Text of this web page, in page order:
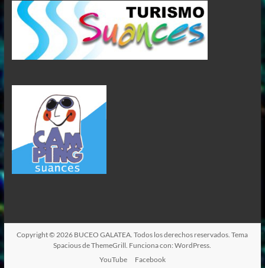
Copyright © 2026 BUCEO GALATEA. Todos los derechos reservados. Tema
Spaciousde ThemeGrill. Funciona con:WordPress.
YouTube
Facebook